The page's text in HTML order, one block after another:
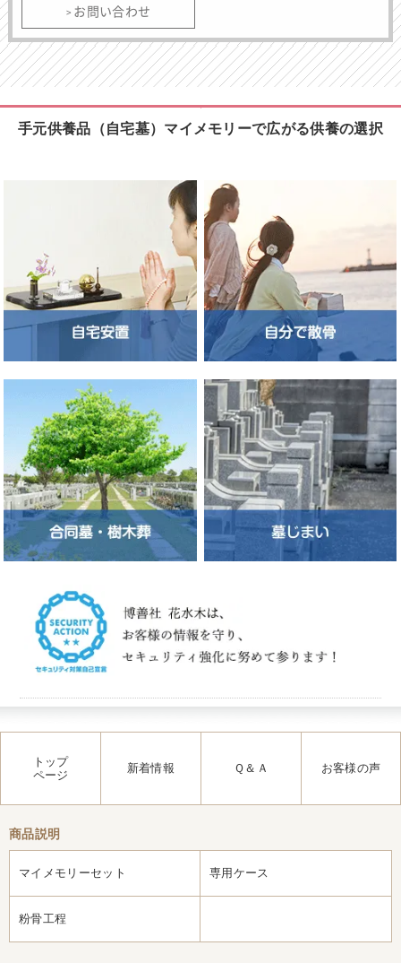
お問い合わせ
手元供養品（自宅墓）マイメモリーで広がる供養の選択
トップ
ページ
新着情報 Ｑ＆Ａ お客様の声
商品説明
マイメモリーセット 専用ケース
粉骨工程